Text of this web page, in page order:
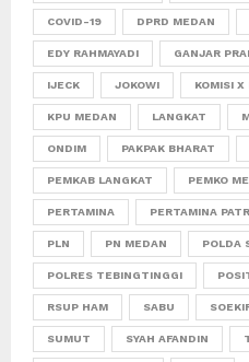
COVID-19 DPRD MEDAN
EDY RAHMAYADI GANJAR
IJECK JOKOWI KOMISI X
KPU MEDAN LANGKAT
ONDIM PAKPAK BHARAT
PEMKAB LANGKAT PEMKO
PERTAMINA PERTAMINA
PLN PN MEDAN POLDA
POLRES TEBINGTINGGI
RSUP HAM SABU
SUMUT SYAH AFANDIN